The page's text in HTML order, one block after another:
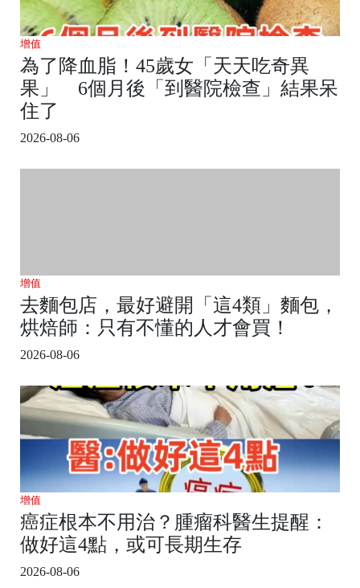
增值
為了降血脂！45歲女「天天吃奇異
果」 6個月後「到醫院檢查」結果呆
住了
2026-08-06
增值
去麵包店，最好避開「這4類」麵包，
烘焙師：只有不懂的人才會買！
2026-08-06
增值
癌症根本不用治？腫瘤科醫生提醒：
做好這4點，或可長期生存
2026-08-06